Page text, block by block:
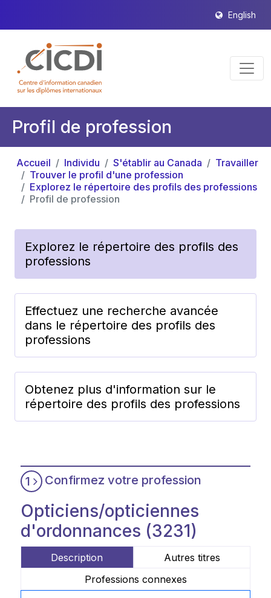
English
Profil de profession
Accueil Individu S'établir au Canada
Travailler
Trouver le profil d'une profession
Explorez le répertoire des profils des professions
Profil de profession
Explorez le répertoire des profils des
professions
Effectuez une recherche avancée
dans le répertoire des profils des
professions
Obtenez plus d'information sur le
répertoire des profils des professions
1 Confirmez votre profession
Opticiens/opticiennes
d'ordonnances (3231)
Description
Autres titres
Professions connexes